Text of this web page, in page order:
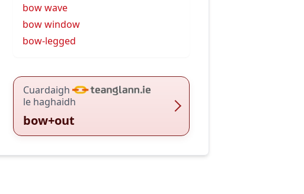
bow wave
bow window
bow-legged
Cuardaigh
le haghaidh
bow+out